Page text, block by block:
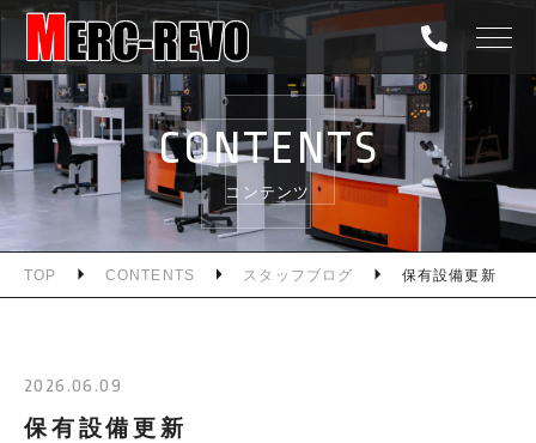
TOP
ABOUT
SERVICE
NEWS
CONTENTS
コンテンツ
TOP CONTENTS スタッフブログ 保有設備更新
2026.06.09
保有設備更新